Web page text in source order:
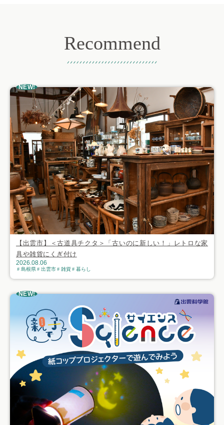
Recommend
NEW!
【出雲市】＜古道具チクタ＞「古いのに新しい！」レトロな家
具や雑貨にくぎ付け
2026.08.06
島根県 出雲市 雑貨 暮らし
NEW!